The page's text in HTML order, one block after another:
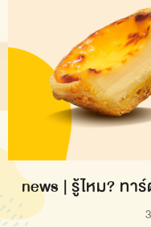
news | รู้ไหม? ทา